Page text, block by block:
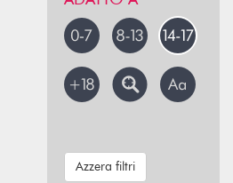
Azzera filtri